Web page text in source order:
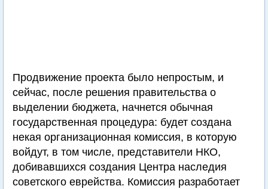
Продвижение проекта было непростым, и
сейчас, после решения правительства о
выделении бюджета, начнется обычная
государственная процедура: будет создана
некая организационная комиссия, в которую
войдут, в том числе, представители НКО,
добивавшихся создания Центра наследия
советского еврейства. Комиссия разработает